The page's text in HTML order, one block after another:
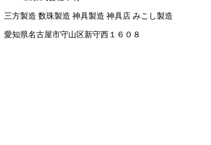
三方製造 数珠製造 神具製造 神具店 みこし製造
愛知県名古屋市守山区新守西１６０８